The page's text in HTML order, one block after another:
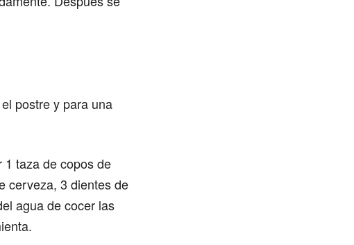
postre y para una
1 taza de copos de
cerveza, 3 dientes de
agua de cocer las